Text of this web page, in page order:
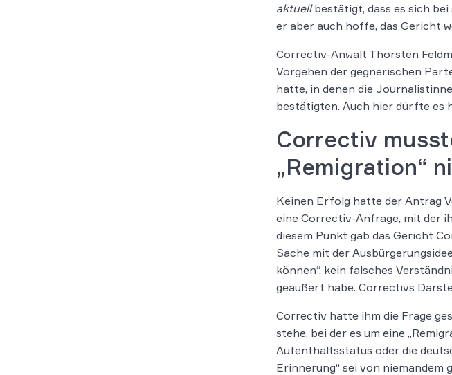
aktuellbestätigt, dass es sich
er aber auch hoffe, das Gericht
Correctiv-Anwalt Thorsten
Vorgehen der gegnerischen
hatte, in denen die
bestätigten. Auch hier dürfte es
Correctiv
„Remigration“
Keinen Erfolg hatte der Antrag
eine Correctiv-Anfrage, mit der
diesem Punkt gab das Gericht
Sache mit der
können“, kein falsches
geäußert habe. Correctivs
Correctiv hatte ihm die Frage
stehe, bei der es um eine
Aufenthaltsstatus oder die
Erinnerung“ sei von